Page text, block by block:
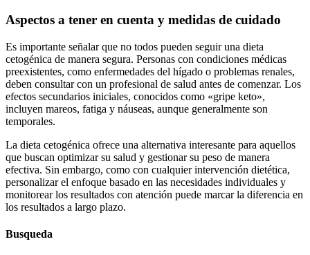
Aspectos a tener en cuenta y medidas de cuidado
Es importante señalar que no todos pueden seguir una dieta
cetogénica de manera segura. Personas con condiciones médicas
preexistentes, como enfermedades del hígado o problemas renales,
deben consultar con un profesional de salud antes de comenzar. Los
efectos secundarios iniciales, conocidos como «gripe keto»,
incluyen mareos, fatiga y náuseas, aunque generalmente son
temporales.
La dieta cetogénica ofrece una alternativa interesante para aquellos
que buscan optimizar su salud y gestionar su peso de manera
efectiva. Sin embargo, como con cualquier intervención dietética,
personalizar el enfoque basado en las necesidades individuales y
monitorear los resultados con atención puede marcar la diferencia en
los resultados a largo plazo.
Busqueda